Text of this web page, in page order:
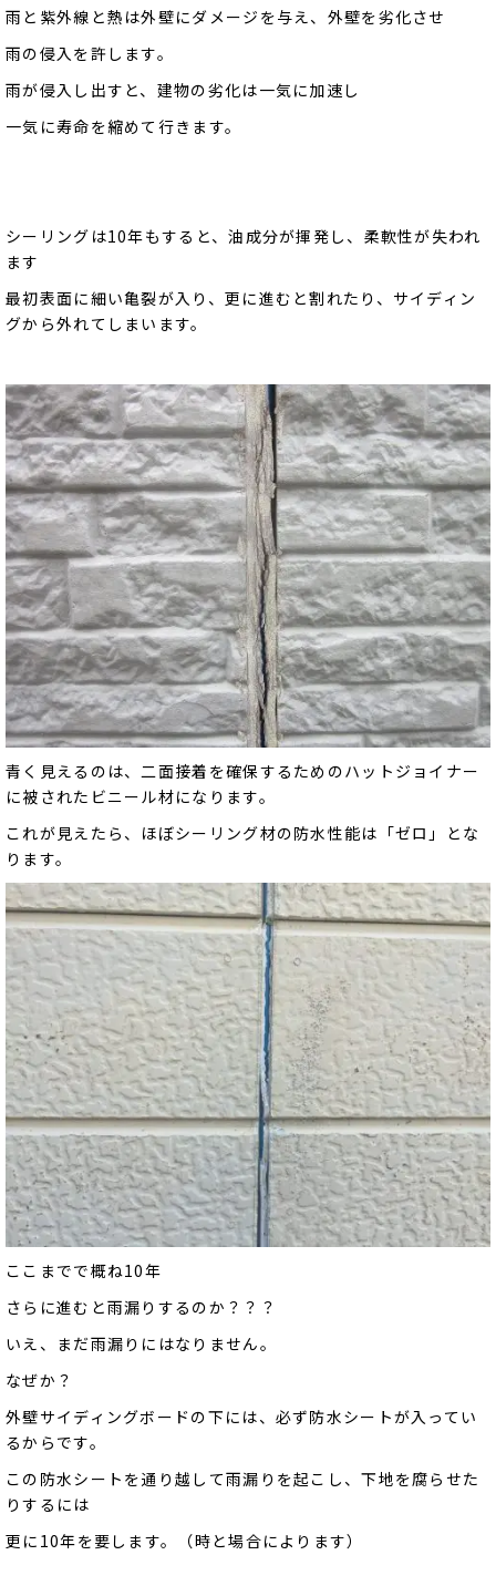
雨と紫外線と熱は外壁にダメージを与え、外壁を劣化させ
雨の侵入を許します。
雨が侵入し出すと、建物の劣化は一気に加速し
一気に寿命を縮めて行きます。
シーリングは10年もすると、油成分が揮発し、柔軟性が失われ
ます
最初表面に細い亀裂が入り、更に進むと割れたり、サイディン
グから外れてしまいます。
青く見えるのは、二面接着を確保するためのハットジョイナー
に被されたビニール材になります。
これが見えたら、ほぼシーリング材の防水性能は「ゼロ」とな
ります。
ここまでで概ね10年
さらに進むと雨漏りするのか？？？
いえ、まだ雨漏りにはなりません。
なぜか？
外壁サイディングボードの下には、必ず防水シートが入ってい
るからです。
この防水シートを通り越して雨漏りを起こし、下地を腐らせた
りするには
更に10年を要します。（時と場合によります）